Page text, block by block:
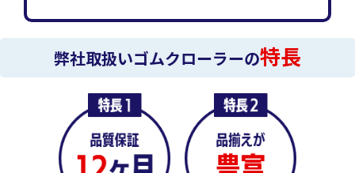
弊社取扱いゴムクローラーの特長